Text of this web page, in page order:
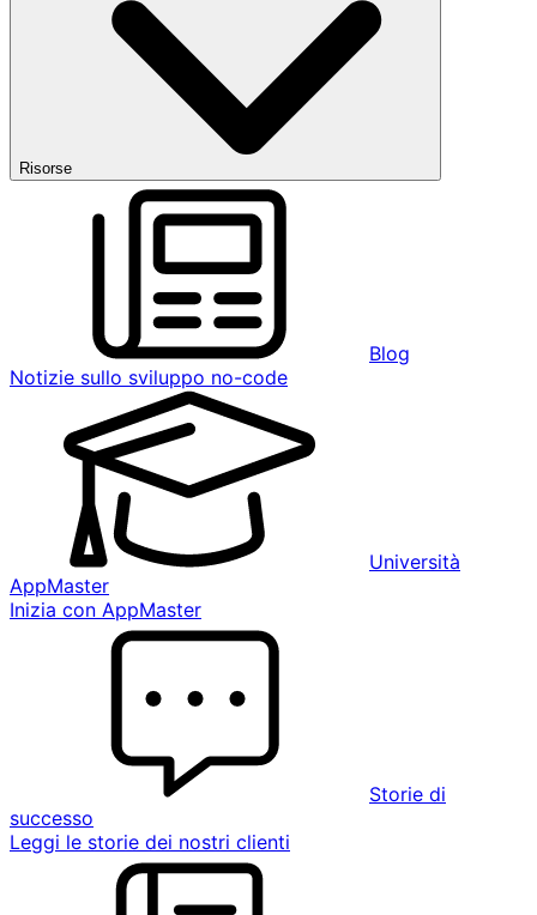
Risorse
Blog
Notizie sullo sviluppo no-code
Università
AppMaster
Inizia con AppMaster
Storie di
successo
Leggi le storie dei nostri clienti